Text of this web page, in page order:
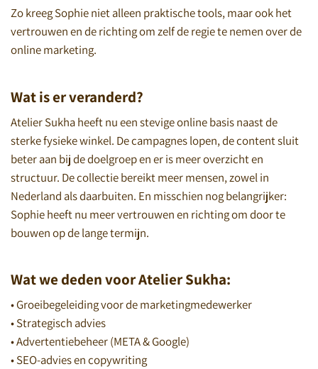
Zo kreeg Sophie niet alleen praktische tools, maar ook het
vertrouwen en de richting om zelf de regie te nemen over de
online marketing.
Wat is er veranderd?
Atelier Sukha heeft nu een stevige online basis naast de
sterke fysieke winkel. De campagnes lopen, de content sluit
beter aan bij de doelgroep en er is meer overzicht en
structuur. De collectie bereikt meer mensen, zowel in
Nederland als daarbuiten. En misschien nog belangrijker:
Sophie heeft nu meer vertrouwen en richting om door te
bouwen op de lange termijn.
Wat we deden voor Atelier Sukha:
• Groeibegeleiding voor de marketingmedewerker
• Strategisch advies
• Advertentiebeheer (META & Google)
• SEO-advies en copywriting